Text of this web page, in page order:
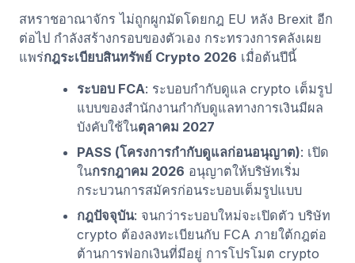
สหราชอาณาจักร ไม่ถูกผูกมัดโดยกฎ EU หลัง Brexit อีก
ต่อไป กำลังสร้างกรอบของตัวเอง กระทรวงการคลังเผย
แพร่กฎระเบียบสินทรัพย์ Crypto 2026 เมื่อต้นปีนี้
ระบอบ FCA: ระบอบกำกับดูแล crypto เต็มรูป
แบบของสำนักงานกำกับดูแลทางการเงินมีผล
บังคับใช้ในตุลาคม 2027
PASS (โครงการกำกับดูแลก่อนอนุญาต): เปิด
ในกรกฎาคม 2026 อนุญาตให้บริษัทเริ่ม
กระบวนการสมัครก่อนระบอบเต็มรูปแบบ
กฎปัจจุบัน: จนกว่าระบอบใหม่จะเปิดตัว บริษัท
crypto ต้องลงทะเบียนกับ FCA ภายใต้กฎต่อ
ต้านการฟอกเงินที่มีอยู่ การโปรโมต crypto